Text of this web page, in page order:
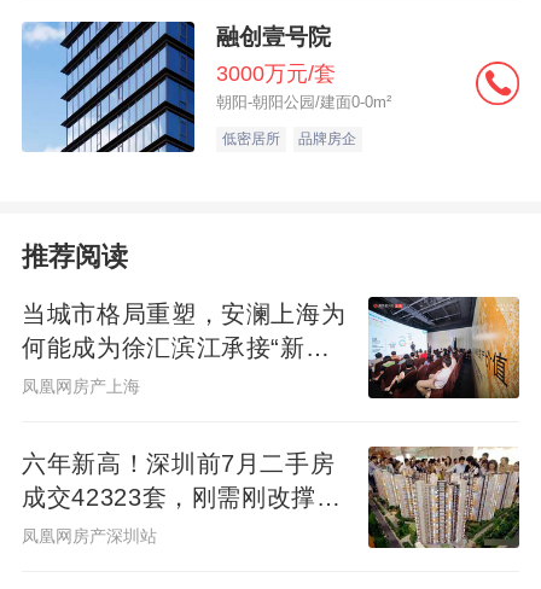
融创壹号院
3000万元/套
朝阳-朝阳公园/建面0-0m²
低密居所 品牌房企
推荐阅读
当城市格局重塑，安澜上海为
何能成为徐汇滨江承接“新质
生产力”的人居锚点？
凤凰网房产上海
六年新高！深圳前7月二手房
成交42323套，刚需刚改撑
起"量的回归"
凤凰网房产深圳站